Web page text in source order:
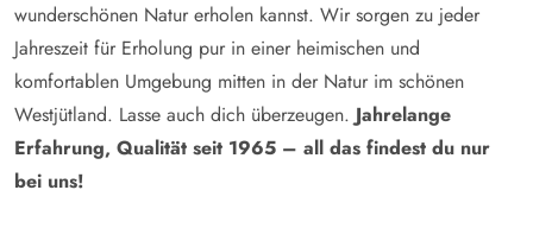
wunderschönen Natur erholen kannst. Wir sorgen zu jeder
Jahreszeit für Erholung pur in einer heimischen und
komfortablen Umgebung mitten in der Natur im schönen
Westjütland. Lasse auch dich überzeugen. Jahrelange
Erfahrung, Qualität seit 1965 – all das findest du nur
bei uns!